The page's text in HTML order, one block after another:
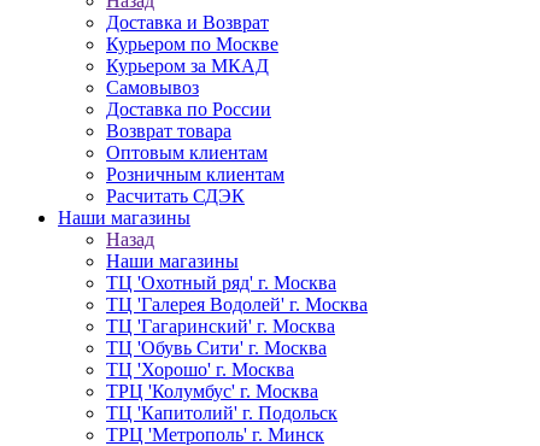
Доставка и Возврат
Курьером по Москве
Курьером за МКАД
Самовывоз
Доставка по России
Возврат товара
Оптовым клиентам
Розничным клиентам
Расчитать СДЭК
Наши магазины
Назад
Наши магазины
ТЦ 'Охотный ряд' г. Москва
ТЦ 'Галерея Водолей' г. Москва
ТЦ 'Гагаринский' г. Москва
ТЦ 'Обувь Сити' г. Москва
ТЦ 'Хорошо' г. Москва
ТРЦ 'Колумбус' г. Москва
ТЦ 'Капитолий' г. Подольск
ТРЦ 'Метрополь' г. Минск